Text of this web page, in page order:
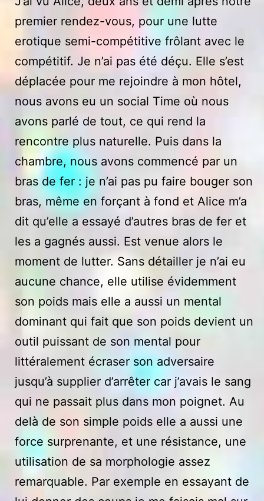
premier rendez-vous, pour une lutte
erotique semi-compétitive frôlant avec le
compétitif. Je n’ai pas été déçu. Elle s’est
déplacée pour me rejoindre à mon hôtel,
nous avons eu un social Time où nous
avons parlé de tout, ce qui rend la
rencontre plus naturelle. Puis dans la
chambre, nous avons commencé par un
bras de fer : je n’ai pas pu faire bouger son
bras, même en forçant à fond et Alice m’a
dit qu’elle a essayé d’autres bras de fer et
les a gagnés aussi. Est venue alors le
moment de lutter. Sans détailler je n’ai eu
aucune chance, elle utilise évidemment
son poids mais elle a aussi un mental
dominant qui fait que son poids devient un
outil puissant de son mental pour
littéralement écraser son adversaire
jusqu’à supplier d’arrêter car j’avais le sang
qui ne passait plus dans mon poignet. Au
delà de son simple poids elle a aussi une
force surprenante, et une résistance, une
utilisation de sa morphologie assez
remarquable. Par exemple en essayant de